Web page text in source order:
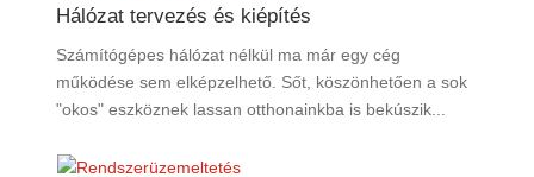
Hálózat tervezés és kiépítés
Számítógépes hálózat nélkül ma már egy cég
működése sem elképzelhető. Sőt, köszönhetően a sok
"okos" eszköznek lassan otthonainkba is bekúszik...